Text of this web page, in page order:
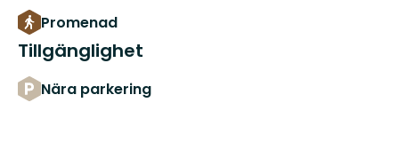
Promenad
Tillgänglighet
Nära parkering